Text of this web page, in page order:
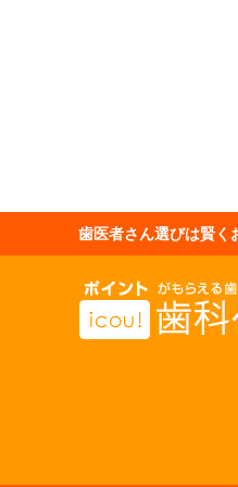
歯医者さん選びは賢